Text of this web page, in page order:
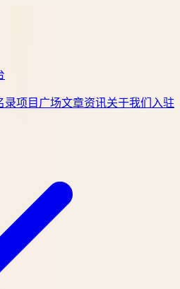
录项目广场文章资讯关于我们 入驻